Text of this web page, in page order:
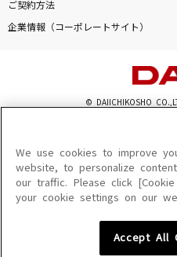
ご契約方法
企業情報（コーポレートサイト）
© DAIICHIKOSHO
このサイトに掲載されている一切の文章
を問わず、著作権法の定める範囲を超え
を禁じます。
楽曲及びコンテンツは、機種によりご利用
楽曲及びコンテンツの配信日、配信内容が
We use cookies to improve
website, to personalize
our traffic. Please click
your cookie settings on our
Accept All